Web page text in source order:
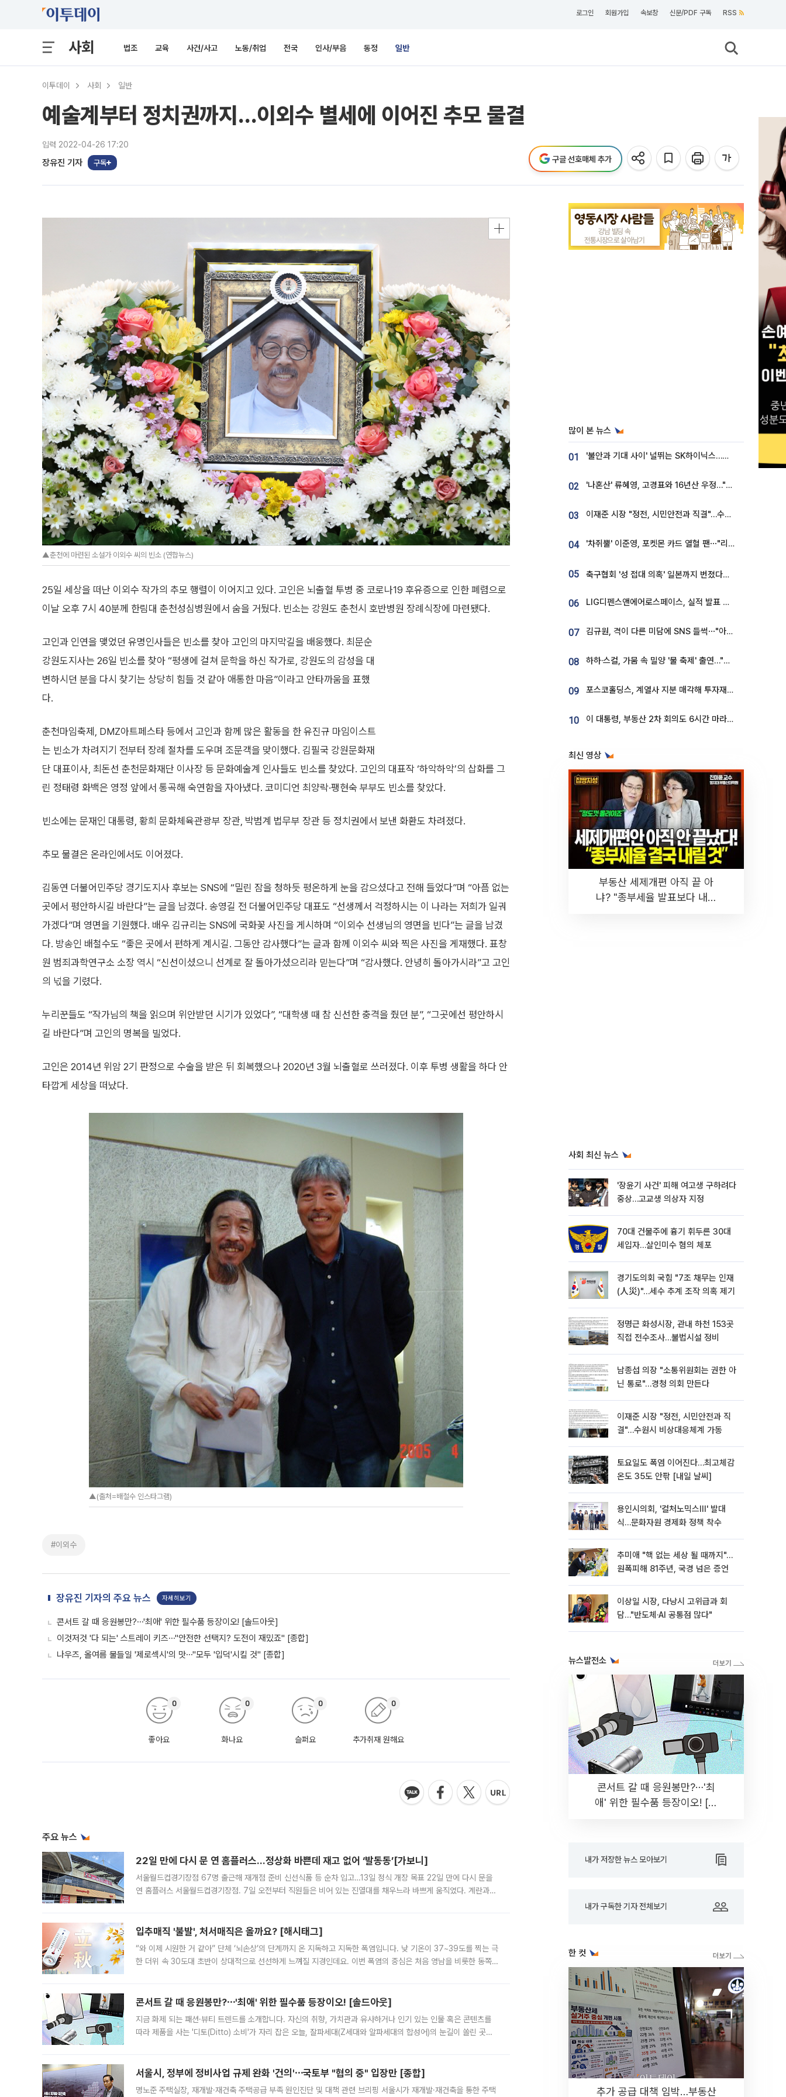
로그인 회원가입 속보창 신문/PDF 구독 RSS
사회 법조 교육 사건/사고 노동/취업 전국 인사/부음 동정 일반
이투데이 사회 일반
예술계부터 정치권까지…이외수 별세에 이어진 추모 물결
입력 2022-04-26 17:20
장유진 기자 구독 구글 선호매체 추가
▲춘천에 마련된 소설가 이외수 씨의 빈소 (연합뉴스)
25일 세상을 떠난 이외수 작가의 추모 행렬이 이어지고 있다. 고인은 뇌출혈 투병 중 코로나19 후유증으로 인한 폐렴으로
이날 오후 7시 40분께 한림대 춘천성심병원에서 숨을 거뒀다. 빈소는 강원도 춘천시 호반병원 장례식장에 마련됐다.
고인과 인연을 맺었던 유명인사들은 빈소를 찾아 고인의 마지막길을 배웅했다. 최문순
강원도지사는 26일 빈소를 찾아 “평생에 걸쳐 문학을 하신 작가로, 강원도의 감성을 대
변하시던 분을 다시 찾기는 상당히 힘들 것 같아 애통한 마음”이라고 안타까움을 표했
다.
춘천마임축제, DMZ아트페스타 등에서 고인과 함께 많은 활동을 한 유진규 마임이스트
는 빈소가 차려지기 전부터 장례 절차를 도우며 조문객을 맞이했다. 김필국 강원문화재
단 대표이사, 최돈선 춘천문화재단 이사장 등 문화예술계 인사들도 빈소를 찾았다. 고인의 대표작 ‘하악하악’의 삽화를 그
린 정태령 화백은 영정 앞에서 통곡해 숙연함을 자아냈다. 코미디언 최양락·팽현숙 부부도 빈소를 찾았다.
빈소에는 문재인 대통령, 황희 문화체육관광부 장관, 박범계 법무부 장관 등 정치권에서 보낸 화환도 차려졌다.
추모 물결은 온라인에서도 이어졌다.
김동연 더불어민주당 경기도지사 후보는 SNS에 “밀린 잠을 청하듯 평온하게 눈을 감으셨다고 전해 들었다”며 “아픔 없는
곳에서 평안하시길 바란다”는 글을 남겼다. 송영길 전 더불어민주당 대표도 “선생께서 걱정하시는 이 나라는 저희가 일궈
가겠다”며 영면을 기원했다. 배우 김규리는 SNS에 국화꽃 사진을 게시하며 “이외수 선생님의 영면을 빈다”는 글을 남겼
다. 방송인 배철수도 “좋은 곳에서 편하게 계시길. 그동안 감사했다”는 글과 함께 이외수 씨와 찍은 사진을 게재했다. 표창
원 범죄과학연구소 소장 역시 “신선이셨으니 선계로 잘 돌아가셨으리라 믿는다”며 “감사했다. 안녕히 돌아가시라”고 고인
의 넋을 기렸다.
누리꾼들도 “작가님의 책을 읽으며 위안받던 시기가 있었다”, “대학생 때 참 신선한 충격을 줬던 분”, “그곳에선 평안하시
길 바란다”며 고인의 명복을 빌었다.
고인은 2014년 위암 2기 판정으로 수술을 받은 뒤 회복했으나 2020년 3월 뇌출혈로 쓰러졌다. 이후 투병 생활을 하다 안
타깝게 세상을 떠났다.
▲(출처=배철수 인스타그램)
#이외수
장유진 기자의 주요 뉴스 자세히보기
콘서트 갈 때 응원봉만?⋯'최애' 위한 필수품 등장이오! [솔드아웃]
이것저것 '다 되는' 스트레이 키즈⋯"안전한 선택지? 도전이 재밌죠" [종합]
나우즈, 올여름 물들일 '제로섹시'의 맛⋯"모두 '입덕'시킬 것" [종합]
좋아요
0
화나요
0
슬퍼요
0
추가취재 원해요
0
주요 뉴스
22일 만에 다시 문 연 홈플러스…정상화 바쁜데 재고 없어 ‘발동동’[가보니]
서울월드컵경기장점 67명 출근해 재개점 준비 신선식품 등 순차 입고…13일 정식 개장 목표 22일 만에 다시 문을
연 홈플러스 서울월드컵경기장점. 7일 오전부터 직원들은 비어 있는 진열대를 채우느라 바쁘게 움직였다. 계란과
입추매직 '불발', 처서매직은 올까요? [해시태그]
“와 이제 시원한 거 같아” 단체 ‘뇌손상’의 단계까지 온 지독하고 지독한 폭염입니다. 낮 기온이 37~39도를 찍는 극
한 더위 속 30도대 초반이 상대적으로 선선하게 느껴질 지경인데요. 이번 폭염의 중심은 처음 영남을 비롯한 동쪽
콘서트 갈 때 응원봉만?⋯'최애' 위한 필수품 등장이오! [솔드아웃]
지금 화제 되는 패션·뷰티 트렌드를 소개합니다. 자신의 취향, 가치관과 유사하거나 인기 있는 인물 혹은 콘텐츠를
따라 제품을 사는 '디토(Ditto) 소비'가 자리 잡은 오늘, 잘파세대(Z세대와 알파세대의 합성어)의 눈길이 쏠린 곳은
서울시, 정부에 정비사업 규제 완화 '건의'⋯국토부 "협의 중" 입장만 [종합]
명노준 주택실장, 재개발·재건축 주택공급 부족 원인진단 및 대책 관련 브리핑 서울시가 재개발·재건축을 통한 주택
많이 본 뉴스
01 '불안과 기대 사이' 널뛰는 SK하이닉스…증권가 "HBM4·LTA 기반 펀터멘털 견고"
02 '나혼산' 류혜영, 고경표와 16년산 우정…"자취방서 부모님과 마주쳐"
03 이재준 시장 "정전, 시민안전과 직결"…수원시 비상대응체계 가동
04 '차쥐뿔' 이준영, 포켓몬 카드 열혈 팬⋯"리셀러 처단할 것"
05 축구협회 '성 접대 의혹' 일본까지 번졌다…日 심판 실명 공개
06 LIG디펜스앤에어로스페이스, 실적 발표 후 급락→반등⋯증권가 “28년까지 튼튼”
07 김규원, 격이 다른 미담에 SNS 들썩⋯"아이 속옷 빨고 졸업식도 참석"
08 하하·스컬, 가뭄 속 밀양 '물 축제' 출연…"출연료 전액 기부"
09 포스코홀딩스, 계열사 지분 매각해 투자재원 2.5조 확보
10 이 대통령, 부동산 2차 회의도 6시간 마라톤…"기존 사고 벗어나 과감히 실천"
최신 영상
부동산 세제개편 아직 끝 아
냐? "종부세율 발표보다 내릴
사회 최신 뉴스
'장윤기 사건' 피해 여고생 구하려다
중상…고교생 의상자 지정
70대 건물주에 흉기 휘두른 30대
세입자…살인미수 혐의 체포
경기도의회 국힘 "7조 채무는 인재
(人災)"…세수 추계 조작 의혹 제기
정명근 화성시장, 관내 하천 153곳
직접 전수조사…불법시설 정비
남종섭 의장 "소통위원회는 권한 아
닌 통로"…경청 의회 만든다
이재준 시장 "정전, 시민안전과 직
결"…수원시 비상대응체계 가동
토요일도 폭염 이어진다…최고체감
온도 35도 안팎 [내일 날씨]
용인시의회, '컬처노믹스Ⅲ' 발대
식…문화자원 경제화 정책 착수
추미애 "핵 없는 세상 될 때까지"…
원폭피해 81주년, 국경 넘은 증언
이상일 시장, 다낭시 고위급과 회
담…"반도체·AI 공통점 많다"
뉴스발전소
콘서트 갈 때 응원봉만?⋯'최
애' 위한 필수품 등장이오! [솔
내가 저장한 뉴스 모아보기
내가 구독한 기자 전체보기
한 컷
추가 공급 대책 임박…부동산